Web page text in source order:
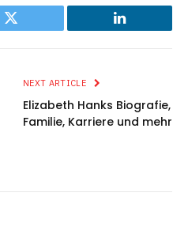
Twitter LinkedIn
NEXT ARTICLE
Elizabeth Hanks Biografie,
Familie, Karriere und mehr